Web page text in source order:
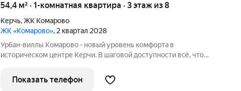
54,4 м² · 1-комнатная квартира · 3 этаж из 8
Керчь,ЖК Комарово
ЖК «Комарово», 2 квартал 2028
Урбан-виллы Комарово - новый уровень комфорта в
историческом центре Керчи. В шаговой доступности всё, что
благодаря обилию парковых зон. Прямо под окнами самый
большой ландшафтный парк в
Показать телефон